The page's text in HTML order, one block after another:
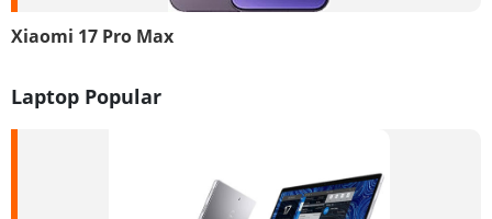
Xiaomi 17 Pro Max
Laptop Popular